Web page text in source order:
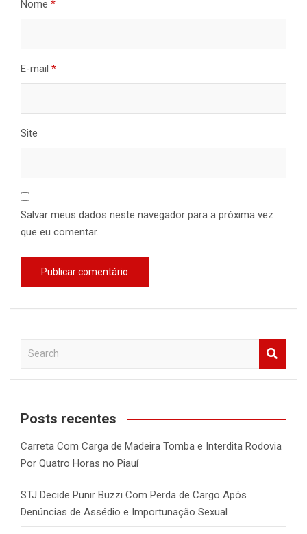
Nome *
E-mail *
Site
Salvar meus dados neste navegador para a próxima vez
que eu comentar.
a
c
Posts recentes
Carreta Com Carga de Madeira Tomba e Interdita Rodovia
Por Quatro Horas no Piauí
STJ Decide Punir Buzzi Com Perda de Cargo Após
Denúncias de Assédio e Importunação Sexual